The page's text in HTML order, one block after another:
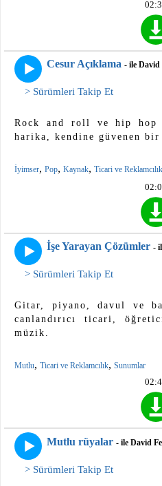
Cesur Açıklama - ile David
> Sürümleri Takip Et
Rock and roll ve hip hop
harika, kendine güvenen
İyimser, Pop, Kaynak, Ticari ve Reklamcılık
İşe Yarayan Çözümler -
> Sürümleri Takip Et
Gitar, piyano, davul ve
canlandırıcı ticari,
müzik.
Mutlu, Ticari ve Reklamcılık, Sunumlar
Mutlu rüyalar - ile David
> Sürümleri Takip Et